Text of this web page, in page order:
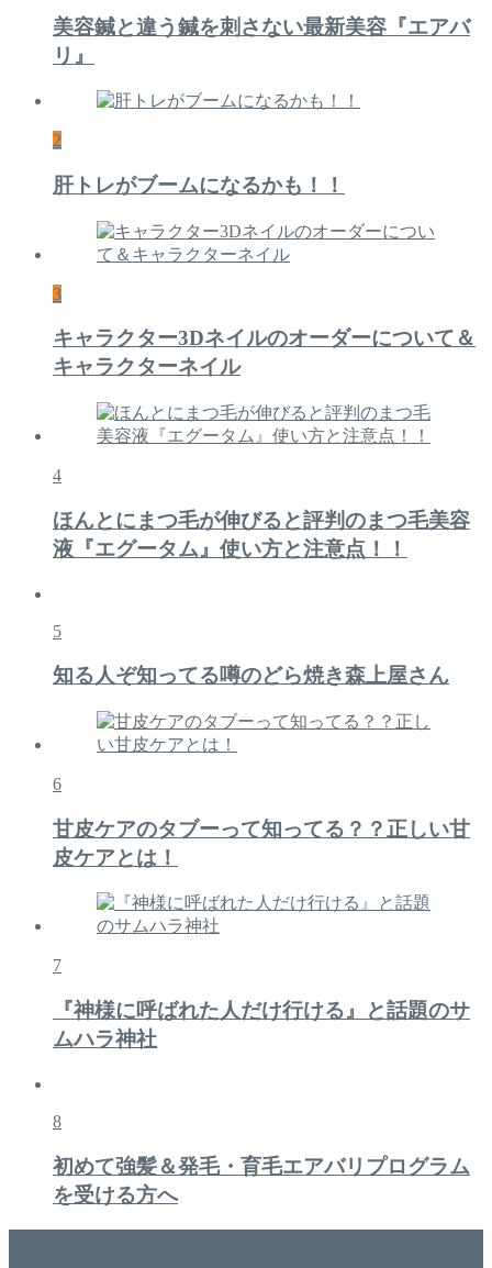
美容鍼と違う鍼を刺さない最新美容『エアバ
リ』
2
肝トレがブームになるかも！！
3
キャラクター3Dネイルのオーダーについて＆
キャラクターネイル
4
ほんとにまつ毛が伸びると評判のまつ毛美容
液『エグータム』使い方と注意点！！
5
知る人ぞ知ってる噂のどら焼き森上屋さん
6
甘皮ケアのタブーって知ってる？？正しい甘
皮ケアとは！
7
『神様に呼ばれた人だけ行ける』と話題のサ
ムハラ神社
8
初めて強髪＆発毛・育毛エアバリプログラム
を受ける方へ